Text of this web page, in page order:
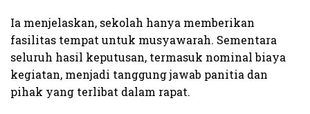
Ia menjelaskan, sekolah hanya memberikan
fasilitas tempat untuk musyawarah. Sementara
seluruh hasil keputusan, termasuk nominal biaya
kegiatan, menjadi tanggung jawab panitia dan
pihak yang terlibat dalam rapat.